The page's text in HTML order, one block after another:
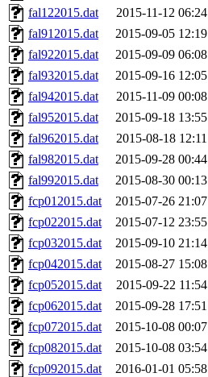
fal122015.dat
2015-11-12 06:24
fal912015.dat
2015-09-05 12:19
fal922015.dat
2015-09-09 06:08
fal932015.dat
2015-09-16 12:05
fal942015.dat
2015-11-09 00:08
fal952015.dat
2015-09-18 13:55
fal962015.dat
2015-08-18 12:11
fal982015.dat
2015-09-28 00:44
fal992015.dat
2015-08-30 00:13
fcp012015.dat
2015-07-26 21:07
fcp022015.dat
2015-07-12 23:55
fcp032015.dat
2015-09-10 21:14
fcp042015.dat
2015-08-27 15:08
fcp052015.dat
2015-09-22 11:54
fcp062015.dat
2015-09-28 17:51
fcp072015.dat
2015-10-08 00:07
fcp082015.dat
2015-10-08 03:54
fcp092015.dat
2016-01-01 05:58